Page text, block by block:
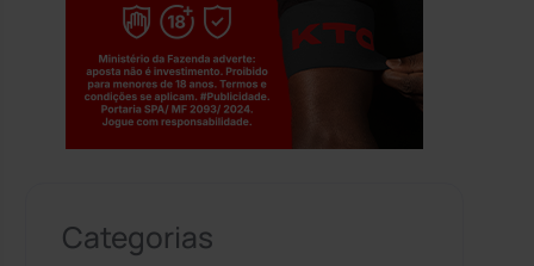
Categorias